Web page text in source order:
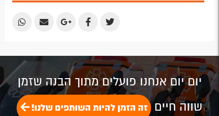
Share
Share
Share
Share
Share
יום יום אנחנו פועלים מתוך הבנה שזמן
שווה חיים זה הזמן להיות השותפים שלנו!